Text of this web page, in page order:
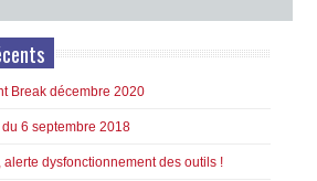
Break décembre 2020
du 6 septembre 2018
alerte dysfonctionnement des outils !